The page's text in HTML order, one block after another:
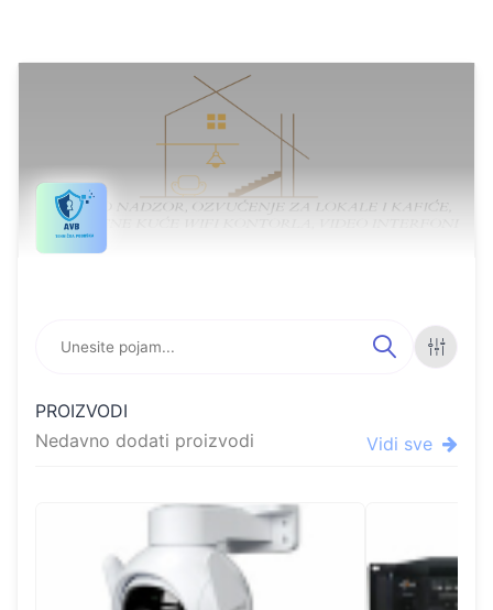
Online store featuring
RI
PROIZVODI
Nedavno dodati proizvodi
Vidi sve